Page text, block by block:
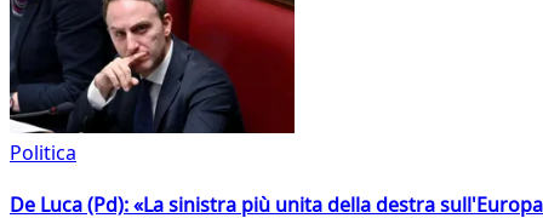
Politica
De Luca (Pd): «La sinistra più unita della destra